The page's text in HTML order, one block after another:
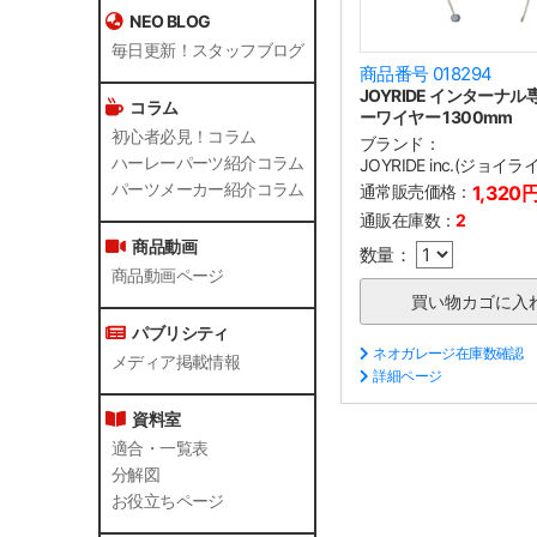
NEO BLOG
毎日更新！スタッフブログ
コラム
初心者必見！コラム
ハーレーパーツ紹介コラム
パーツメーカー紹介コラム
商品動画
商品動画ページ
パブリシティ
メディア掲載情報
資料室
適合・一覧表
分解図
お役立ちページ
商品番号 018294
JOYRIDE インターナル
ーワイヤー 1300mm
ブランド：
JOYRIDE inc.(ジョイラ
通常販売価格： 1,320円
通販在庫数：2
数量：
ネオガレージ在庫数確認
詳細ページ